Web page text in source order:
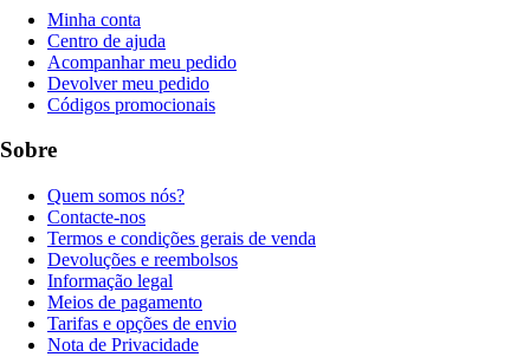
Minha conta
Centro de ajuda
Acompanhar meu pedido
Devolver meu pedido
Códigos promocionais
Sobre
Quem somos nós?
Contacte-nos
Termos e condições gerais de venda
Devoluções e reembolsos
Informação legal
Meios de pagamento
Tarifas e opções de envio
Nota de Privacidade